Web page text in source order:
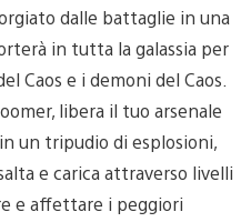
dalle battaglie in una
in tutta la galassia per
Caos e i demoni del Caos.
libera il tuo arsenale
un tripudio di esplosioni,
e carica attraverso livelli
e affettare i peggiori